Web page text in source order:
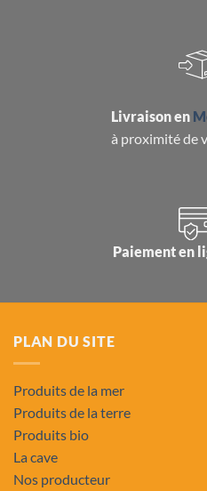
Livraison en
à proximité de
Paiement en
PLAN DU SITE
Produits de la mer
Produits de la terre
Produits bio
La cave
Nos producteur